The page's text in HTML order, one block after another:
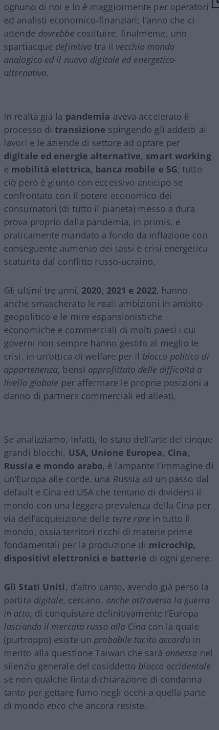
ognuno di noi e lo è maggiormente per operatori
ed analisti economico-finanziari; l’anno che ci
attende dovrebbe costituire, finalmente, uno
spartiacque definitivo tra il vecchio mondo
analogico ed il nuovo digitale ed energetico-
alternativo.
In realtà già la pandemia aveva accelerato il
processo ditransizione spingendo gli addetti ai
lavori e le aziende di settore ad optare per
digitale ed energie alternative, smart working
e mobilità elettrica, banca mobile e 5G; tutto
ciò però è giunto con eccessivo anticipo se
confrontato con il potere economico dei
consumatori (di tutto il pianeta) messo a dura
prova proprio dalla pandemia, in primis, e
praticamente mandato a fondo da inflazione con
conseguente aumento dei tassi e crisi energetica
scaturita dal conflitto russo-ucraino.
Gli ultimi tre anni, 2020, 2021 e 2022, hanno
anche smascherato le reali ambizioni in ambito
geopolitico e le mire espansionistiche
economiche e commerciali di molti paesi i cui
governi non sempre hanno gestito al meglio le
crisi, in un’ottica di welfare per il blocco politico di
appartenenza, bensì approfittato delle difficoltà a
livello globale per affermare le proprie posizioni a
danno di partners commerciali ed alleati.
Se analizziamo, infatti, lo stato dell’arte dei cinque
grandi blocchi, USA, Unione Europea, Cina,
Russia e mondo arabo, è lampante l’immagine di
un’Europa alle corde, una Russia ad un passo dal
default e Cina ed USA che tentano di dividersi il
mondo con una leggera prevalenza della Cina per
via dell’acquisizione delle terre rare in tutto il
mondo, ossia territori ricchi di materie prime
fondamentali per la produzione di microchip,
dispositivi elettronici e batterie di ogni genere.
Gli Stati Uniti, d’altro canto, avendo già perso la
partita digitale, cercano, anche attraverso la guerra
in atto, di conquistare definitivamente l’Europa
lasciando il mercato russo alla Cinacon la quale
(purtroppo) esiste un probabile tacito accordo in
merito alla questione Taiwan che sarà annessa nel
silenzio generale del cosiddetto blocco occidentale
se non qualche finta dichiarazione di condanna
tanto per gettare fumo negli occhi a quella parte
di mondo etico che ancora resiste.